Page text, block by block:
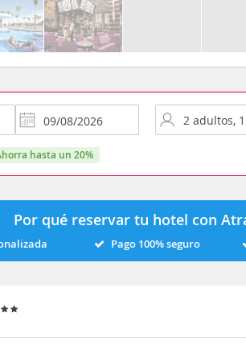
ahorra hasta un 20%
Por qué reservar tu hotel con
Pago 100% seguro